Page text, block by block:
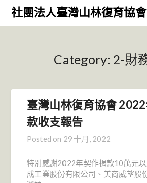
Skip社團法人臺灣山林復育協會
Category: 2-財
臺灣山林復育協會
款收支報告
Posted on 29 十月, 2022
特別感謝2022年契作捐款10萬元
成工業股份有限公司、美商威望股